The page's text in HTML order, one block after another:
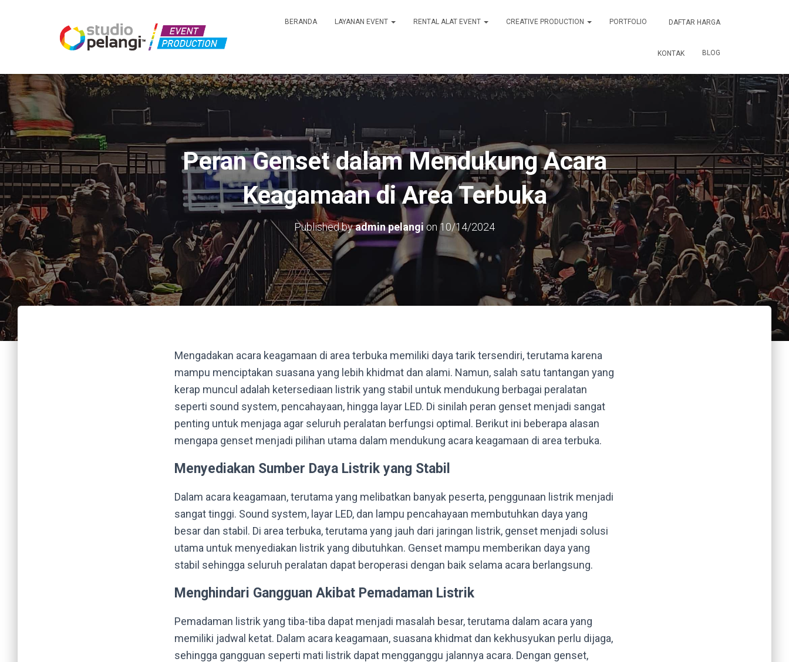
BERANDA LAYANAN EVENT RENTAL ALAT EVENT CREATIVE PRODUCTION PORTFOLIO DAFTAR HARGA
KONTAK BLOG
Peran Genset dalam Mendukung Acara
Keagamaan di Area Terbuka
Published byadmin pelangion 10/14/2024
Mengadakan acara keagamaan di area terbuka memiliki daya tarik tersendiri, terutama karena
mampu menciptakan suasana yang lebih khidmat dan alami. Namun, salah satu tantangan yang
kerap muncul adalah ketersediaan listrik yang stabil untuk mendukung berbagai peralatan
seperti sound system, pencahayaan, hingga layar LED. Di sinilah peran genset menjadi sangat
penting untuk menjaga agar seluruh peralatan berfungsi optimal. Berikut ini beberapa alasan
mengapa genset menjadi pilihan utama dalam mendukung acara keagamaan di area terbuka.
Menyediakan Sumber Daya Listrik yang Stabil
Dalam acara keagamaan, terutama yang melibatkan banyak peserta, penggunaan listrik menjadi
sangat tinggi. Sound system, layar LED, dan lampu pencahayaan membutuhkan daya yang
besar dan stabil. Di area terbuka, terutama yang jauh dari jaringan listrik, genset menjadi solusi
utama untuk menyediakan listrik yang dibutuhkan. Genset mampu memberikan daya yang
stabil sehingga seluruh peralatan dapat beroperasi dengan baik selama acara berlangsung.
Menghindari Gangguan Akibat Pemadaman Listrik
Pemadaman listrik yang tiba-tiba dapat menjadi masalah besar, terutama dalam acara yang
memiliki jadwal ketat. Dalam acara keagamaan, suasana khidmat dan kekhusyukan perlu dijaga,
sehingga gangguan seperti mati listrik dapat mengganggu jalannya acara. Dengan genset,